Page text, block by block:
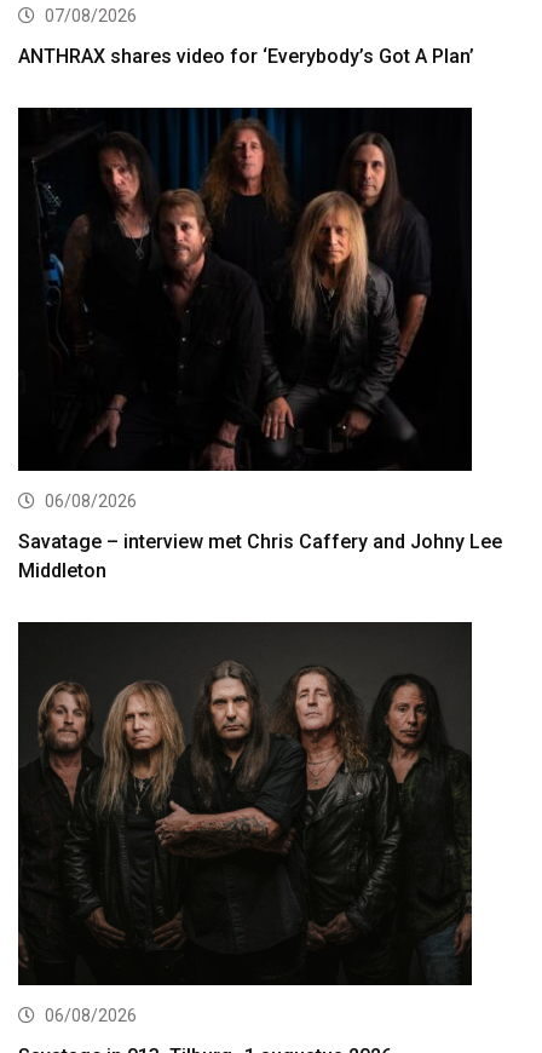
07/08/2026
ANTHRAX shares video for ‘Everybody’s Got A Plan’
06/08/2026
Savatage – interview met Chris Caffery and Johny Lee
Middleton
06/08/2026